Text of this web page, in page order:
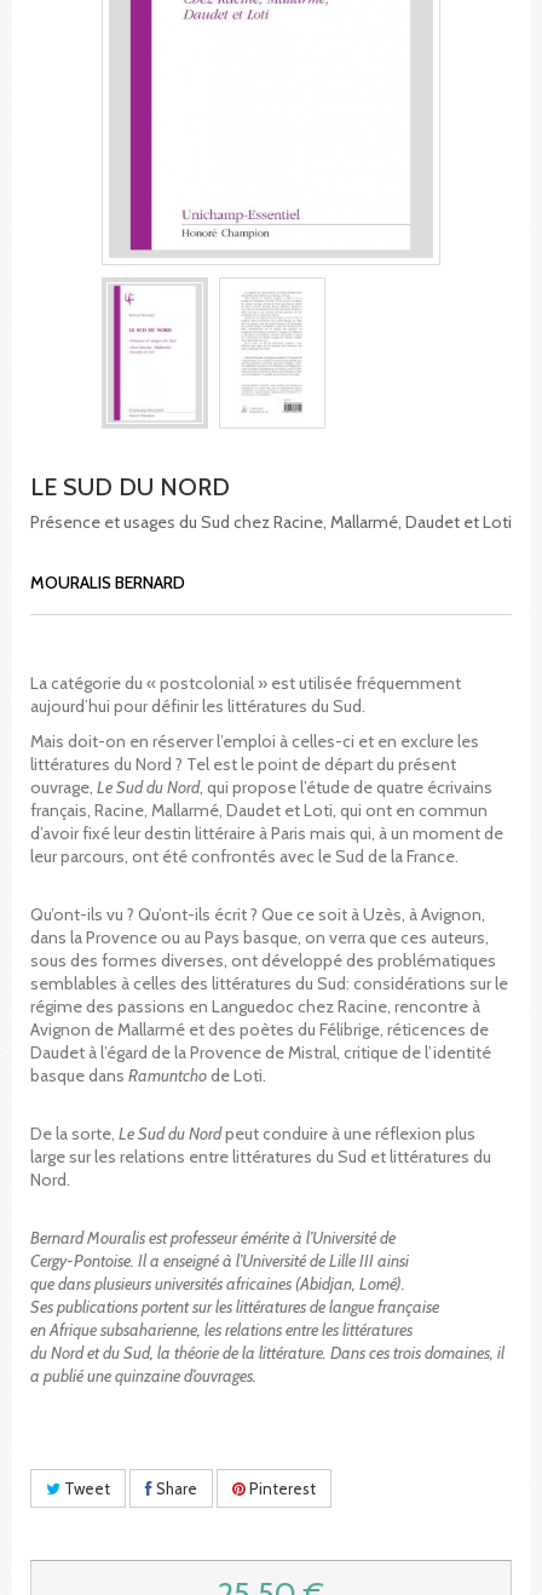
LE SUD DU NORD
Présence et usages du Sud chez Racine, Mallarmé, Daudet et Loti
MOURALIS BERNARD
La catégorie du « postcolonial » est utilisée fréquemment
aujourd’hui pour définir les littératures du Sud.
Mais doit-on en réserver l’emploi à celles-ci et en exclure les
littératures du Nord ? Tel est le point de départ du présent
ouvrage, Le Sud du Nord, qui propose l’étude de quatre écrivains
français, Racine, Mallarmé, Daudet et Loti, qui ont en commun
d’avoir fixé leur destin littéraire à Paris mais qui, à un moment de
leur parcours, ont été confrontés avec le Sud de la France.
Qu’ont-ils vu ? Qu’ont-ils écrit ? Que ce soit à Uzès, à Avignon,
dans la Provence ou au Pays basque, on verra que ces auteurs,
sous des formes diverses, ont développé des problématiques
semblables à celles des littératures du Sud: considérations sur le
régime des passions en Languedoc chez Racine, rencontre à
Avignon de Mallarmé et des poètes du Félibrige, réticences de
Daudet à l’égard de la Provence de Mistral, critique de l’identité
basque dans Ramuntchode Loti.
De la sorte, Le Sud du Nordpeut conduire à une réflexion plus
large sur les relations entre littératures du Sud et littératures du
Nord.
Bernard Mouralis est professeur émérite à l’Université de
Cergy-Pontoise. Il a enseigné à l’Université de Lille III ainsi
que dans plusieurs universités africaines (Abidjan, Lomé).
Ses publications portent sur les littératures de langue française
en Afrique subsaharienne, les relations entre les littératures
du Nord et du Sud, la théorie de la littérature. Dans ces trois domaines, il
a publié une quinzaine d’ouvrages.
Tweet Share Pinterest